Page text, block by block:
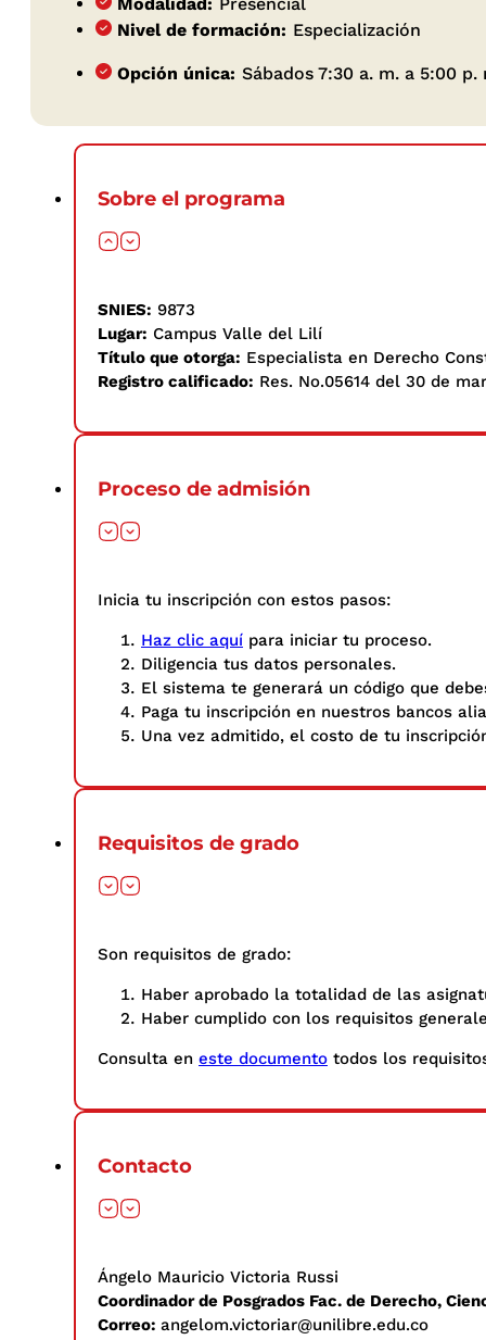
Nivel de formación: Especialización
Opción única: Sábados 7:30 a. m. a 5:00 p.
Sobre el programa
SNIES: 9873
Lugar: Campus Valle del Lilí
Título que otorga: Especialista en Derecho
Registro calificado: Res. No.05614 del 30 de
Proceso de admisión
Inicia tu inscripción con estos pasos: ​
Haz clic aquí para iniciar tu proceso.
Diligencia tus datos personales.​
El sistema te generará un código que
Paga tu inscripción en nuestros bancos
Una vez admitido, el costo de tu
Requisitos de grado
Son requisitos de grado:
Haber aprobado la totalidad de las
Haber cumplido con los requisitos
Consulta en este documento todos los
Contacto
Ángelo Mauricio Victoria Russi
Coordinador de Posgrados Fac. de Derecho,
Correo: angelom.victoriar@unilibre.edu.co